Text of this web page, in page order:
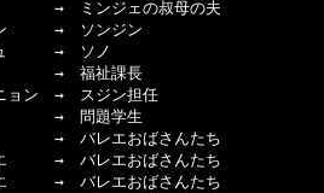
→　ミンジェの叔母の夫
　　→　ソンジン
　　→　ソノ
　福祉課長
ン　→　スジン担任
問題学生
→　バレエおばさんたち
→　バレエおばさんたち
→　バレエおばさんたち